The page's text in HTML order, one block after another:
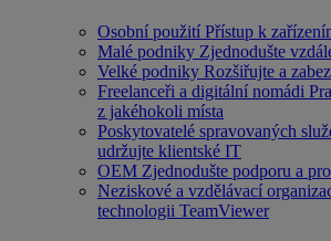
Osobní použití Přístup k
Malé podniky Zjednodušte
Velké podniky Rozšiřujte a
Freelanceři a digitální nomádi
z jakéhokoli místa
Poskytovatelé spravovaných
udržujte klientské IT
OEM Zjednodušte podporu a
Neziskové a vzdělávací
technologii TeamViewer